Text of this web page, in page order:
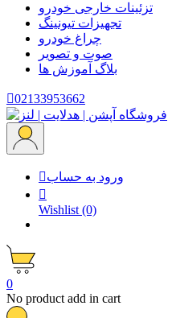
تزئینات خارجی خودرو
تجهیزات تیونینگ
چراغ خودرو
صوت و تصویر
بلاگ آموزش ها
02133953662
ورود به حساب

Wishlist (0)
0
No product add in cart